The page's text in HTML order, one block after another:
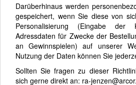
Darüberhinaus werden
gespeichert, wenn Sie diese von
Personalisierung (Eingabe der
Adressdaten für Zwecke der
an Gewinnspielen) auf unserer
Nutzung der Daten können Sie
Sollten Sie fragen zu dieser
sich gerne direkt an: ra-